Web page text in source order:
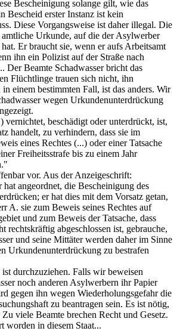
Bescheinigung solange gilt, wie das
Bescheid erster Instanz ist kein
Diese Vorgangsweise ist daher illegal. Die
Urkunde, auf die der Asylwerber
Er braucht sie, wenn er aufs Arbeitsamt
ihn ein Polizist auf der Straße nach
Der Beamte Schadwasser bricht das
Flüchtlinge trauen sich nicht, ihn
einem bestimmten Fall, ist das anders. Wir
wegen Urkundenunterdrückung
vernichtet, beschädigt oder unterdrückt, ist,
handelt, zu verhindern, dass sie im
eines Rechtes (...) oder einer Tatsache
Freiheitsstrafe bis zu einem Jahr
vor. Aus der Anzeigeschrift:
angeordnet, die Bescheinigung des
er hat dies mit dem Vorsatz getan,
A. sie zum Beweis seines Rechtes auf
und zum Beweis der Tatsache, dass
rechtskräftig abgeschlossen ist, gebrauche,
und seine Mittäter werden daher im Sinne
Urkundenunterdrückung zu bestrafen
durchzuziehen. Falls wir beweisen
noch anderen Asylwerbern ihr Papier
gegen ihn wegen Wiederholungsgefahr die
zu beantragen sein. Es ist nötig,
viele Beamte brechen Recht und Gesetz.
worden in diesem Staat...